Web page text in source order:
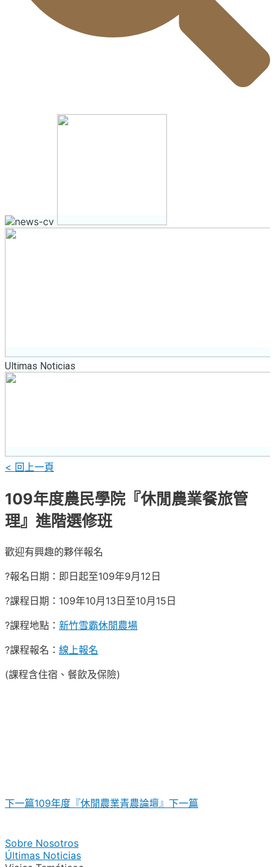
Ultimas Noticias
< 回上一頁
109年度農民學院『休閒農業餐旅管
理』進階選修班
歡迎有興趣的夥伴報名
?報名日期：即日起至109年9月12日
?課程日期：109年10月13日至10月15日
?課程地點： 新竹雪霸休閒農場
?課程報名： 線上報名
(課程含住宿、餐飲及保險)